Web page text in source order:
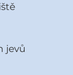
jevů